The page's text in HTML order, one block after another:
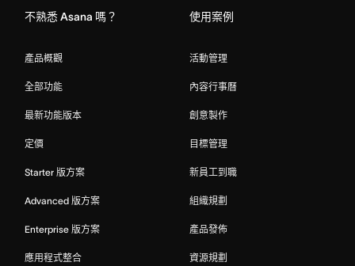
不熟悉 Asana 嗎？
產品概觀
全部功能
最新功能版本
定價
Starter 版方案
Advanced 版方案
Enterprise 版方案
應用程式整合
使用案例
活動管理
內容行事曆
創意製作
目標管理
新員工到職
組織規劃
產品發佈
資源規劃